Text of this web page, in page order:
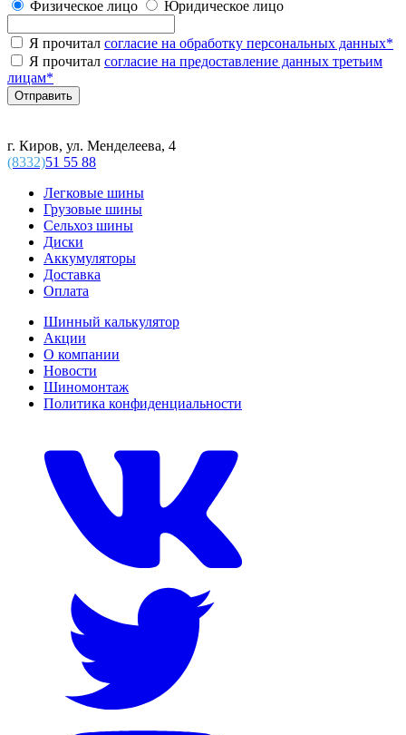
Физическое лицо Юридическое лицо
Я прочитал согласие на обработку персональных данных*
Я прочитал согласие на предоставление данных третьим
лицам*
г. Киров, ул. Менделеева, 4
(8332)51 55 88
Легковые шины
Грузовые шины
Сельхоз шины
Диски
Аккумуляторы
Доставка
Оплата
Шинный калькулятор
Акции
О компании
Новости
Шиномонтаж
Политика конфиденциальности